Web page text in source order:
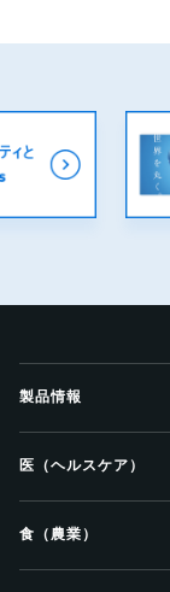
製品情報
医（ヘルスケア）
食（農業）